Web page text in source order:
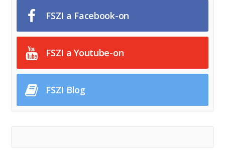
FSZI a Facebook-on
FSZI a Youtube-on
FSZI Blog